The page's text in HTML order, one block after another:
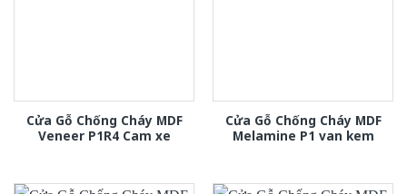
Cửa Gỗ Chống Cháy MDF
Veneer P1R4 Cam xe
Cửa Gỗ Chống Cháy MDF
Melamine P1 van kem